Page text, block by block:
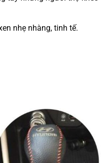
nhẹ nhàng, tinh tế.